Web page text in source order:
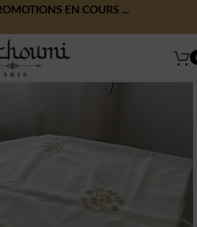
EN COURS ...